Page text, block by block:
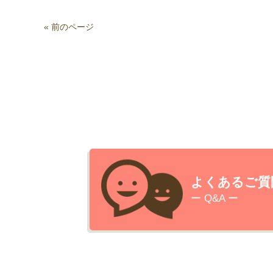
« 前のページ
よくあるご質
ー Q&A ー